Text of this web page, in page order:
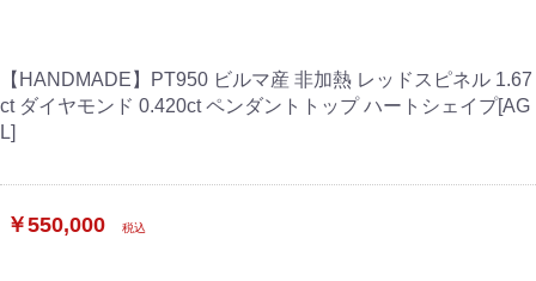
【HANDMADE】PT950 ビルマ産 非加熱 レッドスピネル 1.67
ct ダイヤモンド 0.420ct ペンダントトップ ハートシェイプ[AG
L]
￥550,000 税込